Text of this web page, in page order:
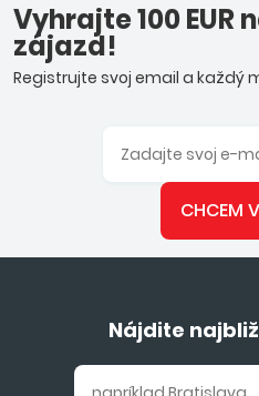
Vyhrajte 100 EUR
zájazd!
Registrujte svoj email a každý
CHCEM
Nájdite